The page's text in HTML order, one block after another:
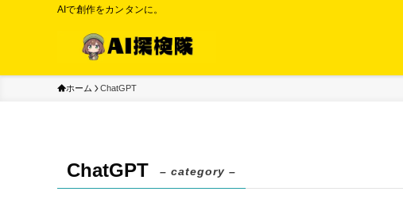
AIで創作をカンタンに。
ホーム ChatGPT
ChatGPT – category –